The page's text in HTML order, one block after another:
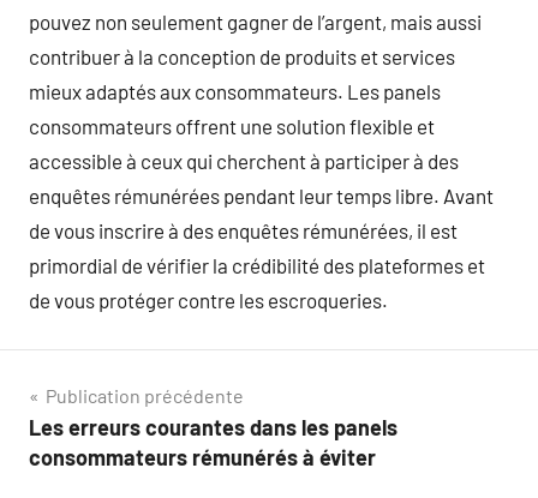
pouvez non seulement gagner de l’argent, mais aussi
contribuer à la conception de produits et services
mieux adaptés aux consommateurs. Les panels
consommateurs offrent une solution flexible et
accessible à ceux qui cherchent à participer à des
enquêtes rémunérées pendant leur temps libre. Avant
de vous inscrire à des enquêtes rémunérées, il est
primordial de vérifier la crédibilité des plateformes et
de vous protéger contre les escroqueries.
Navigation
de
Publication précédente
Les erreurs courantes dans les panels
consommateurs rémunérés à éviter